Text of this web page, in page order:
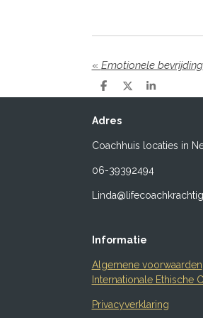
« Emotionele bevrijding
D
e
e
D
e
S
h
Adres
Coachhuis locaties in
06-39392494
Informatie
Algemene voorwaarden
Internationale Ethische
Privacyverklaring